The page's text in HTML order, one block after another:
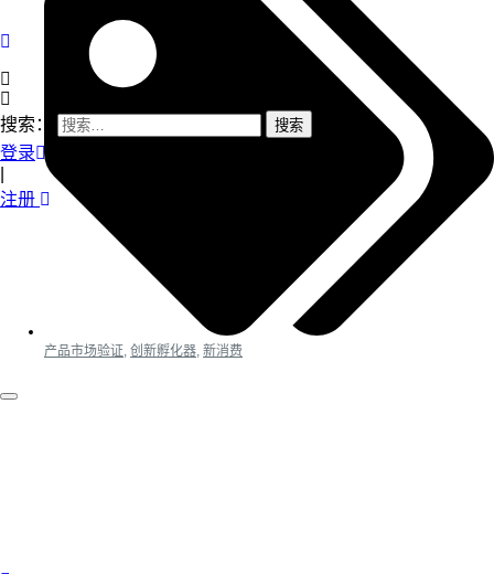
搜索：
登录
注册
产品市场验证 创新孵化器 新消费